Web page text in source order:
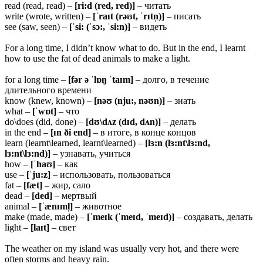
read (read, read) – [ri:d (red, red)] – читать
write (wrote, written) – [ˈraɪt (rəʊt, ˈrɪtn̩)] – писать
see (saw, seen) – [ˈsi: (ˈsɔ:, ˈsi:n)] – видеть
For a long time, I didn’t know what to do. But in the end, I learnt
how to use the fat of dead animals to make a light.
for a long time – [fər ə ˈlɒŋ ˈtaɪm] – долго, в течение
длительного времени
know (knew, known) – [nəʊ (nju:, nəʊn)] – знать
what – [ˈwɒt] – что
do\does (did, done) – [dʊ\dʌz (dɪd, dʌn)] – делать
in the end – [ɪn ði end] – в итоге, в конце концов
learn (learnt\learned, learnt\learned) – [lɜ:n (lɜ:nt\lɜ:nd,
lɜ:nt\lɜ:nd)] – узнавать, учиться
how – [ˈhaʊ] – как
use – [ˈju:z] – использовать, пользоваться
fat – [fæt] – жир, сало
dead – [ded] – мертвый
animal – [ˈænɪml̩] – животное
make (made, made) – [ˈmeɪk (ˈmeɪd, ˈmeɪd)] – создавать, делать
light – [laɪt] – свет
The weather on my island was usually very hot, and there were
often storms and heavy rain.